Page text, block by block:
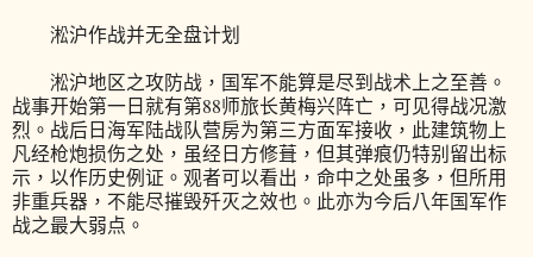
淞沪作战并无全盘计划
淞沪地区之攻防战，国军不能算是尽到战术上之至善。
战事开始第一日就有第88师旅长黄梅兴阵亡，可见得战况激
烈。战后日海军陆战队营房为第三方面军接收，此建筑物上
凡经枪炮损伤之处，虽经日方修葺，但其弹痕仍特别留出标
示，以作历史例证。观者可以看出，命中之处虽多，但所用
非重兵器，不能尽摧毁歼灭之效也。此亦为今后八年国军作
战之最大弱点。